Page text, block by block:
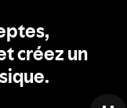
créez un